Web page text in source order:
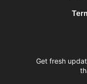
Get fresh